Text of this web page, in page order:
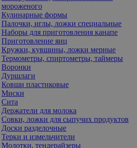
мороженого
Кулинарные формы
Палочки, иглы, ложки специальные
Наборы для приготовления канапе
Приготовление яиц
Кружки, кувшины, ложки мерные
Термометры, спиртометры, таймеры
Воронки
Дуршлаги
Ковши пластиковые
Миски
Сита
Держатели для молока
Совки, ложки для сыпучих продуктов
Доски разделочные
Терки и измельчители
Молотки, тендерайзеры